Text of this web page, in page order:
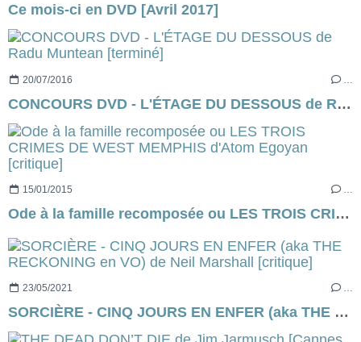
Ce mois-ci en DVD [Avril 2017]
20/07/2016
CONCOURS DVD - L'ÉTAGE DU DESSOUS de Radu Muntean [terminé]
15/01/2015 …
Ode à la famille recomposée ou LES TROIS CRIMES DE WEST MEMPHIS d'Atom Egoyan [critique]
23/05/2021 …
SORCIÈRE - CINQ JOURS EN ENFER (aka THE RECKONING en VO) de Neil Marshall [critique]